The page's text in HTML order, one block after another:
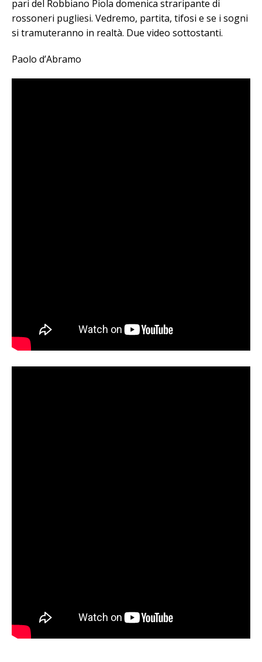
pari del Robbiano Piola domenica straripante di
rossoneri pugliesi. Vedremo, partita, tifosi e se i sogni
si tramuteranno in realtà. Due video sottostanti.
Paolo d’Abramo